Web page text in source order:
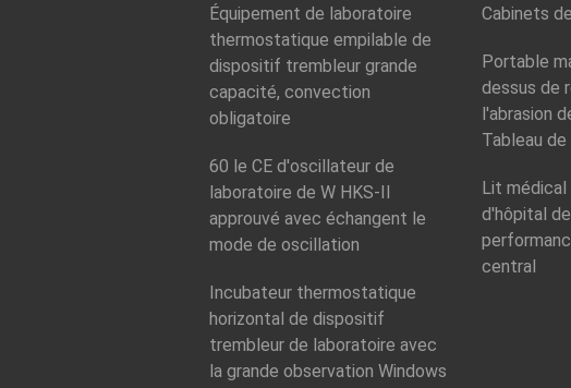
Équipement de laboratoire
thermostatique empilable de
dispositif trembleur grande
capacité, convection
obligatoire
60 le CE d'oscillateur de
laboratoire de W HKS-II
approuvé avec échangent le
mode de oscillation
Incubateur thermostatique
horizontal de dispositif
trembleur de laboratoire avec
la grande observation Windows
Cabinets
Portable
dessus de
l'abrasion
Tableau
Lit
d'hôpital
central